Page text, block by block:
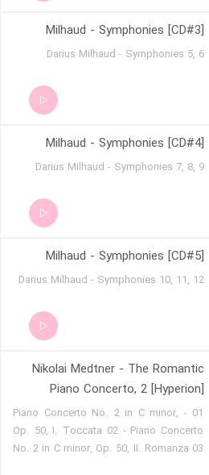
Milhaud - Symphonies [CD#3]
Darius Milhaud - Symphonies 5, 6
Milhaud - Symphonies [CD#4]
Darius Milhaud - Symphonies 7, 8, 9
Milhaud - Symphonies [CD#5]
Darius Milhaud - Symphonies 10, 11, 12
Nikolai Medtner - The Romantic
Piano Concerto, 2 [Hyperion]
01 - Piano Concerto No. 2 in C minor,
Op. 50, I. Toccata 02 - Piano Concerto
No. 2 in C minor, Op. 50, II. Romanza 03